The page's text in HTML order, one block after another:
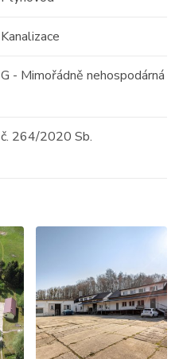
Kanalizace
G - Mimořádně nehospodárná
č. 264/2020 Sb.